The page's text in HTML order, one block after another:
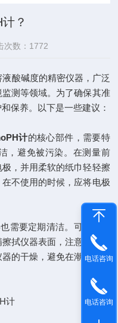
？
次数：1772
酸碱度的精密仪器，广泛
测等领域。为了确保其准
保养。以下是一些建议：
计的核心部件，需要特
，避免被污染。在测量前
，并用柔软的纸巾轻轻擦
不使用的时候，应将电极
要定期清洁。可以使用
拭仪器表面，注意不要让
的干燥，避免在潮湿的环
电话咨询
电话咨询